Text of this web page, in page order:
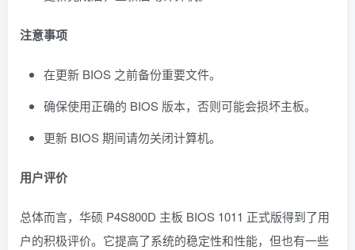
注意事项
在更新 BIOS 之前备份重要文件。
确保使用正确的 BIOS 版本，否则可能会损坏主板。
更新 BIOS 期间请勿关闭计算机。
用户评价
总体而言，华硕 P4S800D 主板 BIOS 1011 正式版得到了用
户的积极评价。它提高了系统的稳定性和性能，但也有一些